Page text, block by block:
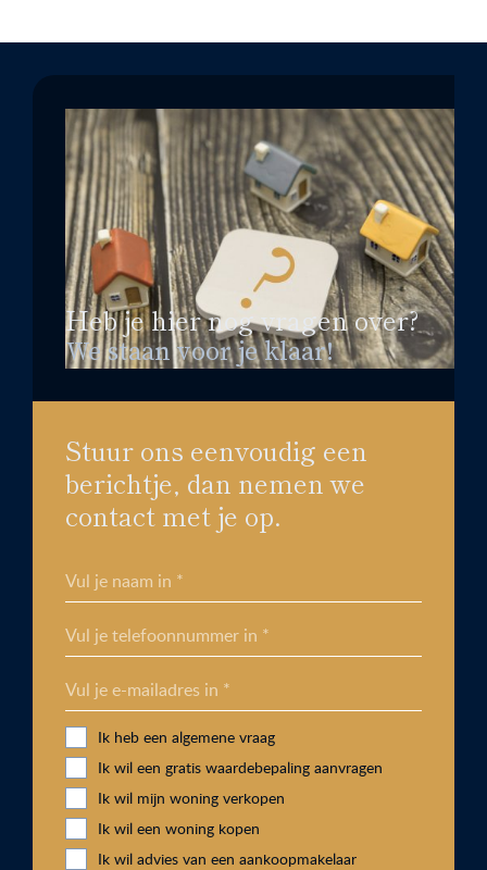
Heb je hier nog vragen over?
We staan voor je klaar!
Stuur ons eenvoudig een
berichtje, dan nemen we
contact met je op.
Vul je naam in *
Vul je telefoonnummer in *
Vul je e-mailadres in *
Ik heb een algemene vraag
Ik wil een gratis waardebepaling aanvragen
Ik wil mijn woning verkopen
Ik wil een woning kopen
Ik wil advies van een aankoopmakelaar